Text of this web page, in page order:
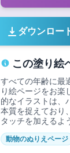
ダウンロー
この塗り絵
すべての年齢に最
り絵ページをお楽
的なイラストは、
本質を捉えており
タッチを加えるよ
動物のぬりえページ